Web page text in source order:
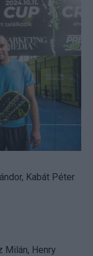
Kabát Péter
Milán, Henry